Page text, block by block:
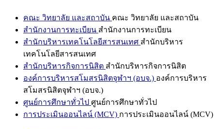
คณะ วิทยาลัย และสถาบัน คณะ วิทยาลัย และสถาบัน
สำนักงานการทะเบียน สำนักงานการทะเบียน
สำนักบริหารเทคโนโลยีสารสนเทศ สำนักบริหาร
เทคโนโลยีสารสนเทศ
สำนักบริหารกิจการนิสิต สำนักบริหารกิจการนิสิต
องค์การบริหารสโมสรนิสิตจุฬาฯ (อบจ.) องค์การบริหาร
สโมสรนิสิตจุฬาฯ (อบจ.)
ศูนย์การศึกษาทั่วไป ศูนย์การศึกษาทั่วไป
การประเมินออนไลน์ (MCV) การประเมินออนไลน์ (MCV)